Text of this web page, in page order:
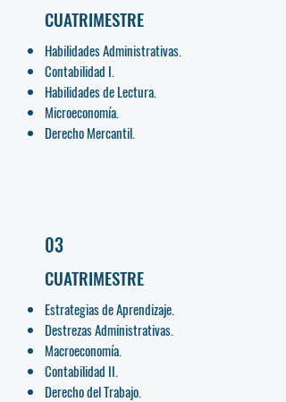
CUATRIMESTRE
Habilidades Administrativas.
Contabilidad I.
Habilidades de Lectura.
Microeconomía.
Derecho Mercantil.
03
CUATRIMESTRE
Estrategias de Aprendizaje.
Destrezas Administrativas.
Macroeconomía.
Contabilidad II.
Derecho del Trabajo.